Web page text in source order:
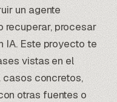
un agente
recuperar, procesar
IA. Este proyecto te
vistas en el
casos concretos,
otras fuentes o